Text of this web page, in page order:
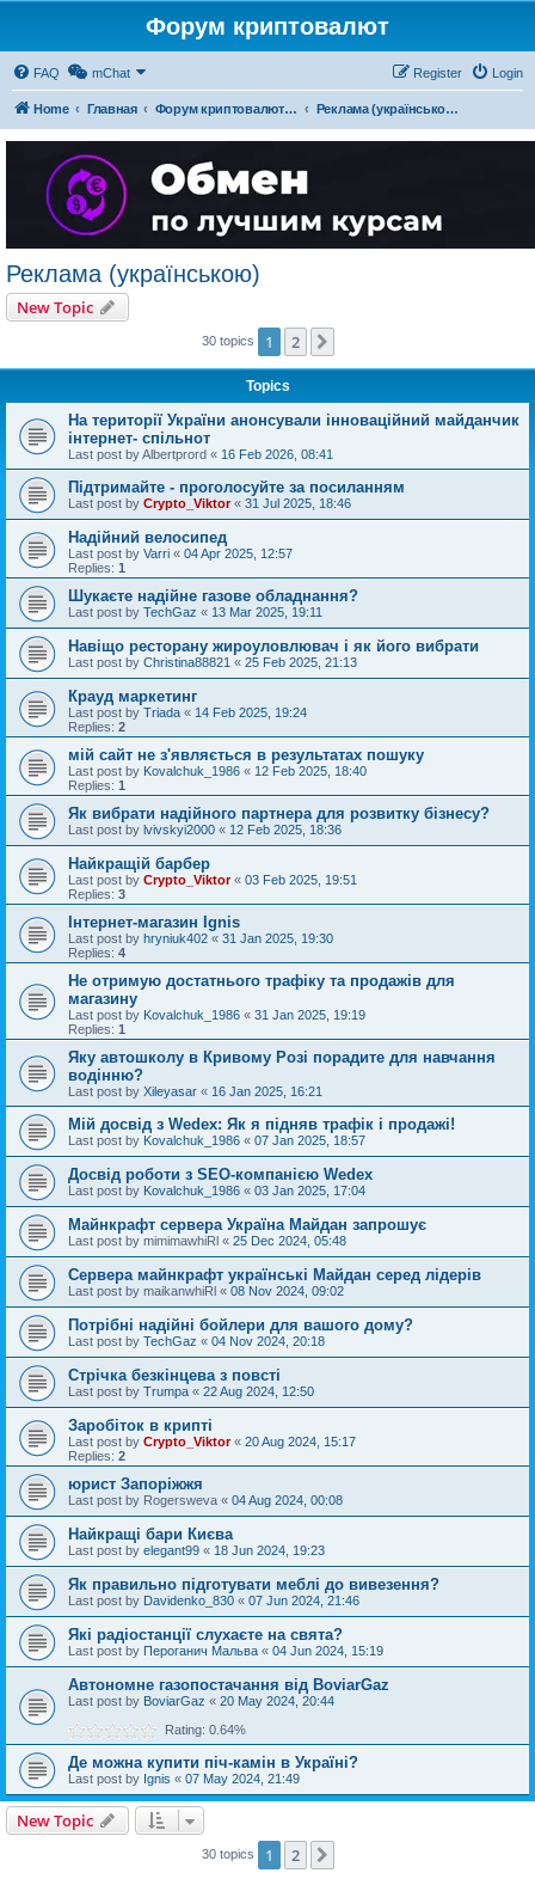
Форум криптовалют
FAQ mChat Login
Register
Home Главная Форум криптовалют українською Реклама (українською)
Реклама (українською)
New Topic
30 topics 1 2
Topics
На території України анонсували інноваційний майданчик
інтернет- спільнот
Last post byAlbertprord « 16 Feb 2026, 08:41
Підтримайте - проголосуйте за посиланням
Last post by Crypto_Viktor« 31 Jul 2025, 18:46
Надійний велосипед
Last post by Varri « 04 Apr 2025, 12:57
Replies: 1
Шукаєте надійне газове обладнання?
Last post by TechGaz « 13 Mar 2025, 19:11
Навіщо ресторану жироуловлювач і як його вибрати
Last post by Christina88821 « 25 Feb 2025, 21:13
Крауд маркетинг
Last post by Triada « 14 Feb 2025, 19:24
Replies: 2
мій сайт не з'являється в результатах пошуку
Last post by Kovalchuk_1986 « 12 Feb 2025, 18:40
Replies: 1
Як вибрати надійного партнера для розвитку бізнесу?
Last post by lvivskyi2000 « 12 Feb 2025, 18:36
Найкращій барбер
Last post by Crypto_Viktor« 03 Feb 2025, 19:51
Replies: 3
Інтернет-магазин Ignis
Last post by hryniuk402 « 31 Jan 2025, 19:30
Replies: 4
Не отримую достатнього трафіку та продажів для
магазину
Last post by Kovalchuk_1986 « 31 Jan 2025, 19:19
Replies: 1
Яку автошколу в Кривому Розі порадите для навчання
водінню?
Last post by Xileyasar « 16 Jan 2025, 16:21
Мій досвід з Wedex: Як я підняв трафік і продажі!
Last post by Kovalchuk_1986 « 07 Jan 2025, 18:57
Досвід роботи з SEO-компанією Wedex
Last post by Kovalchuk_1986 « 03 Jan 2025, 17:04
Майнкрафт сервера Україна Майдан запрошує
Last post by mimimawhiRl « 25 Dec 2024, 05:48
Сервера майнкрафт українські Майдан серед лідерів
Last post by maikanwhiRl « 08 Nov 2024, 09:02
Потрібні надійні бойлери для вашого дому?
Last post by TechGaz « 04 Nov 2024, 20:18
Стрічка безкінцева з повсті
Last post by Trumpa « 22 Aug 2024, 12:50
Заробіток в крипті
Last post by Crypto_Viktor« 20 Aug 2024, 15:17
Replies: 2
юрист Запоріжжя
Last post by Rogersweva « 04 Aug 2024, 00:08
Найкращі бари Києва
Last post by elegant99 « 18 Jun 2024, 19:23
Як правильно підготувати меблі до вивезення?
Last post by Davidenko_830 « 07 Jun 2024, 21:46
Які радіостанції слухаєте на свята?
Last post by Пероганич Мальва « 04 Jun 2024, 15:19
Автономне газопостачання від BoviarGaz
Last post by BoviarGaz « 20 May 2024, 20:44
Rating: 0.64%
Де можна купити піч-камін в Україні?
Last post by Ignis « 07 May 2024, 21:49
New Topic
30 topics 1 2